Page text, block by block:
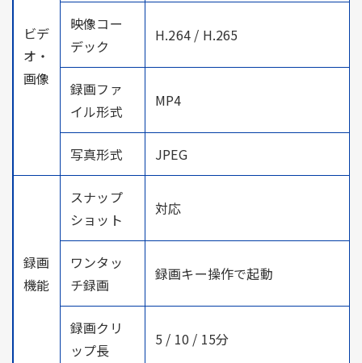
ビデ
オ・
画像
映像コー
デック
H.264 / H.265
録画ファ
イル形式
MP4
写真形式 JPEG
録画
機能
スナップ
ショット
対応
ワンタッ
チ録画
録画キー操作で起動
録画クリ
ップ長
5 / 10 / 15分